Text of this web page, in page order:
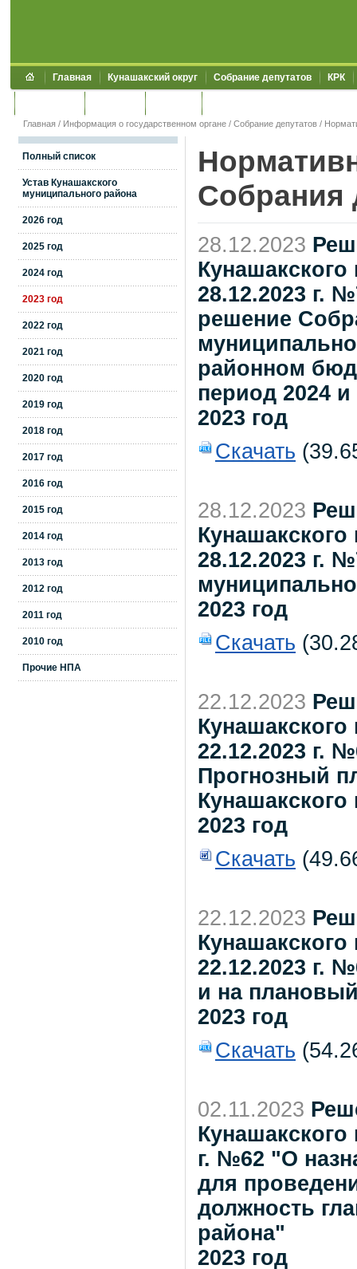
Главная Кунашакский округ Собрание депутатов КРК
Главная / Информация о государственном органе / Собрание депутатов /
Полный список
Устав Кунашакского
муниципального района
2026 год
2025 год
2024 год
2023 год
2022 год
2021 год
2020 год
2019 год
2018 год
2017 год
2016 год
2015 год
2014 год
2013 год
2012 год
2011 год
2010 год
Прочие НПА
Собрания
28.12.2023
28.12.2023 г.
решение
районном
период 2024 и
2023 год
Скачать
28.12.2023
28.12.2023 г.
2023 год
Скачать
22.12.2023
22.12.2023 г.
Прогнозный
2023 год
Скачать
22.12.2023
22.12.2023 г.
и на
2023 год
Скачать
02.11.2023
Кунашакского
г. №62 "О
для
должность
района"
2023 год